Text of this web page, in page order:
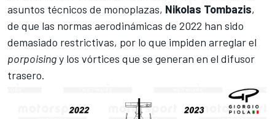
asuntos técnicos de monoplazas, Nikolas Tombazis,
de que las normas aerodinámicas de 2022 han sido
demasiado restrictivas, por lo que impiden arreglar el
porpoisingy los vórtices que se generan en el difusor
trasero.